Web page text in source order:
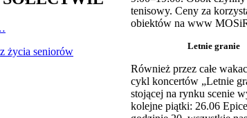
tenisowy. Ceny za
obiektów na www
Letnie granie
Również przez całe
cykl koncertów „Letnie
stojącej na rynku scenie
kolejne piątki: 26.06